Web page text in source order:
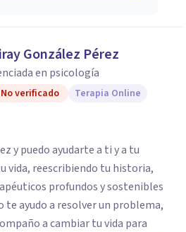
González Pérez
en psicología
No verificado Terapia Online
y puedo ayudarte a ti y a tu
vida, reescribiendo tu historia,
profundos y sostenibles
te ayudo a resolver un problema,
a cambiar tu vida para